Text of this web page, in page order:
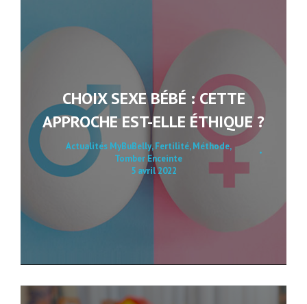
CHOIX SEXE BÉBÉ : CETTE
APPROCHE EST-ELLE ÉTHIQUE ?
Actualités MyBuBelly,Fertilité,Méthode,
Tomber Enceinte
5 avril 2022